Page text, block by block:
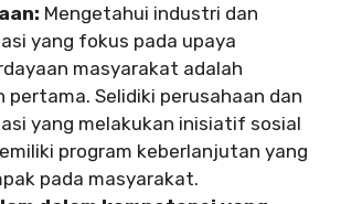
Mengetahui industri dan
yang fokus pada upaya
masyarakat adalah
pertama. Selidiki perusahaan dan
yang melakukan inisiatif sosial
program keberlanjutan yang
pada masyarakat.